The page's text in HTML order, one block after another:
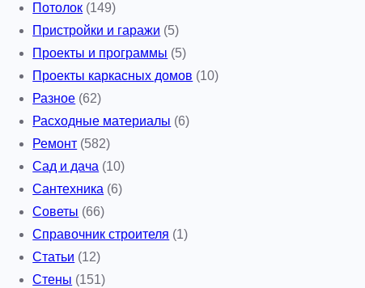
Потолок (149)
Пристройки и гаражи (5)
Проекты и программы (5)
Проекты каркасных домов (10)
Разное (62)
Расходные материалы (6)
Ремонт (582)
Сад и дача (10)
Сантехника (6)
Советы (66)
Справочник строителя (1)
Статьи (12)
Стены (151)